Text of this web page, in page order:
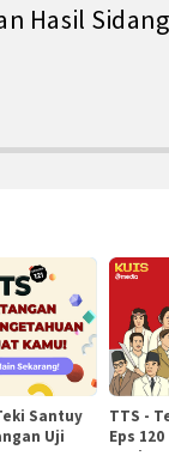
Hasil
Santuy
Uji
TTS -
Eps